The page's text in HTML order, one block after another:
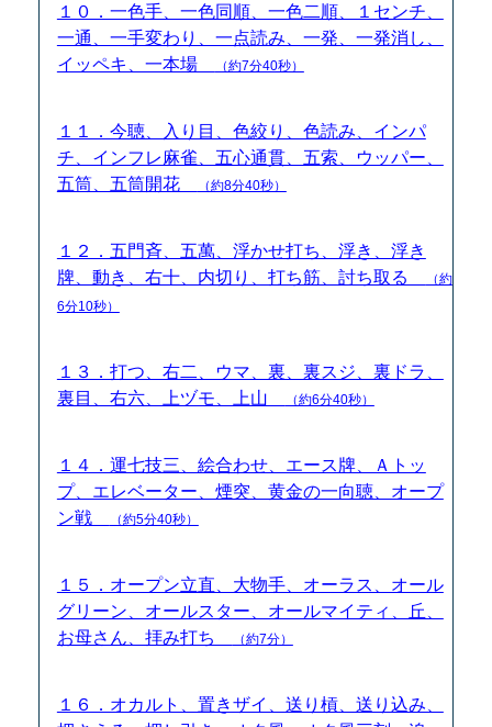
１０．一色手、一色同順、一色二順、１センチ、
一通、一手変わり、一点読み、一発、一発消し、
イッペキ、一本場
（約7分40秒）
１１．今聴、入り目、色絞り、色読み、インパ
チ、インフレ麻雀、五心通貫、五索、ウッパー、
五筒、五筒開花
（約8分40秒）
１２．五門斉、五萬、浮かせ打ち、浮き、浮き
牌、動き、右十、内切り、打ち筋、討ち取る
（約
6分10秒）
１３．打つ、右二、ウマ、裏、裏スジ、裏ドラ、
裏目、右六、上ヅモ、上山
（約6分40秒）
１４．運七技三、絵合わせ、エース牌、Ａトッ
プ、エレベーター、煙突、黄金の一向聴、オープ
ン戦
（約5分40秒）
１５．オープン立直、大物手、オーラス、オール
グリーン、オールスター、オールマイティ、丘、
お母さん、拝み打ち
（約7分）
１６．オカルト、置きザイ、送り槓、送り込み、